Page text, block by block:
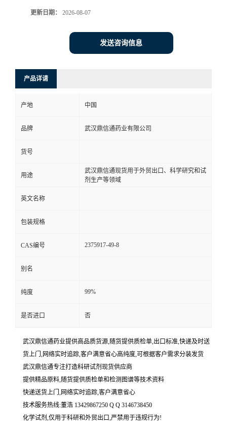
线
更新日期： 2026-08-07
发送咨询信息
产品详请
产地 中国
品牌 武汉鼎信通药业有限公司
货号
用途
武汉鼎信通现货用于外贸出口、科学研究和试
剂生产等领域
英文名称
包装规格
CAS编号 2375917-49-8
别名
纯度 99%
是否进口 否
武汉鼎信通药业提供高品质货源,随货提供质检单,出口标准,快递及时送
货上门,网络实时追踪,客户满意省心高纯度,可根据客户需求分装发货
武汉鼎信通专注打造科研试剂现货供应商
提供精品原料,随货提供质检单和检测图谱等技术资料
快递送货上门,网络实时追踪,客户满意省心
技术服务热线:董浩 13429867250 Q Q 3146738450
化学试剂,仅用于科研和外贸出口,严禁用于违规行为!